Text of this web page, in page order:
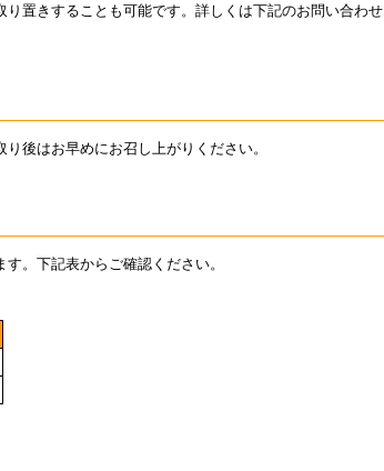
置きすることも可能です。詳しくは下記のお問い合わせ
後はお早めにお召し上がりください。
。下記表からご確認ください。